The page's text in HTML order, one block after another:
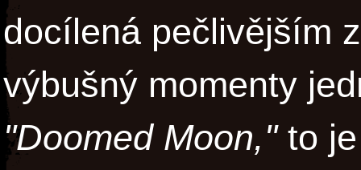
docílená pečlivějším
výbušný momenty
"Doomed Moon,"to je